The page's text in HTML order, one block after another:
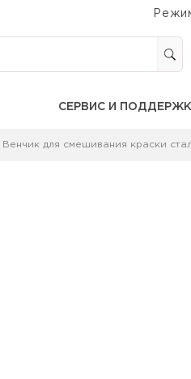
СЕРВИС И
Венчик для смешивания краски